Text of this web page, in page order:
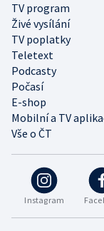
Instagram
TV program
Živé vysílání
TV poplatky
Teletext
Podcasty
Počasí
E-shop
Mobilní a TV
Vše o ČT